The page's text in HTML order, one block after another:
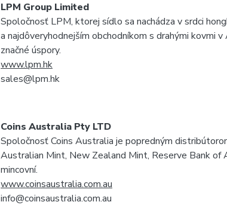
LPM Group Limited
Spoločnosť LPM, ktorej sídlo sa nachádza v srdci
a najdôveryhodnejším obchodníkom s drahými kovmi
značné úspory.
www.lpm.hk
sales@lpm.hk
Coins Australia Pty LTD
Spoločnosť Coins Australia je popredným
Australian Mint, New Zealand Mint, Reserve Bank of
mincovní.
www.coinsaustralia.com.au
info@coinsaustralia.com.au